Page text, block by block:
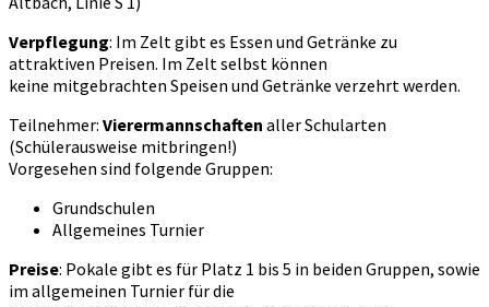
Verpflegung: Im Zelt gibt es Essen und Getränke zu
attraktiven Preisen. Im Zelt selbst können
keine mitgebrachten Speisen und Getränke verzehrt werden.
Teilnehmer: Vierermannschaften aller Schularten
(Schülerausweise mitbringen!)
Vorgesehen sind folgende Gruppen:
Grundschulen
Allgemeines Turnier
Preise: Pokale gibt es für Platz 1 bis 5 in beiden Gruppen, sowie
im allgemeinen Turnier für die